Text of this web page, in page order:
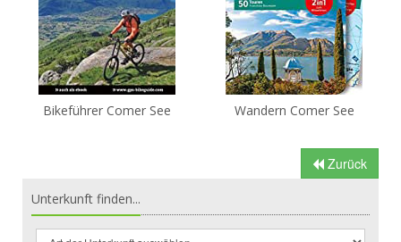
Bikeführer Comer See Wandern Comer See
Zurück
Unterkunft finden...